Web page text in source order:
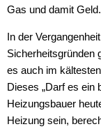
Gas und damit Geld.
In der
Sicherheitsgründen
es auch im
Dieses „Darf es ein
Heizungsbauer
Heizung sein,